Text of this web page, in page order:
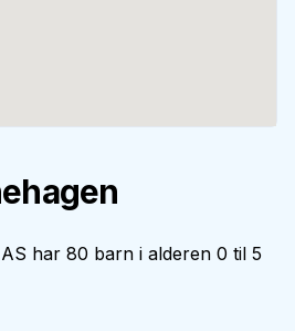
har 80 barn i alderen 0 til 5